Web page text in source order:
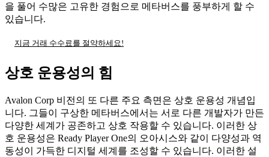
을 풀어 수많은 고유한 경험으로 메타버스를 풍부하게 할 수
있습니다.
지금 거래 수수료를 절약하세요!
상호 운용성의 힘
Avalon Corp 비전의 또 다른 주요 측면은 상호 운용성 개념입
니다. 그들이 구상한 메타버스에서는 서로 다른 개발자가 만든
다양한 세계가 공존하고 상호 작용할 수 있습니다. 이러한 상
호 운용성은 Ready Player One의 오아시스와 같이 다양성과 역
동성이 가득한 디지털 세계를 조성할 수 있습니다. 이러한 설